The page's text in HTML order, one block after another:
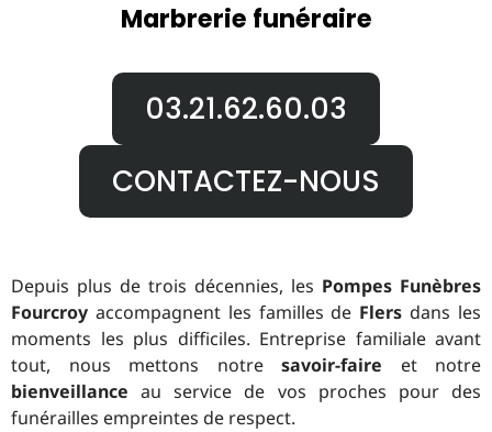
Marbrerie funéraire
03.21.62.60.03
CONTACTEZ-NOUS
Depuis plus de trois décennies, les Pompes Funèbres
Fourcroy accompagnent les familles de Flers dans les
moments les plus difficiles. Entreprise familiale avant
tout, nous mettons notre savoir-faire et notre
bienveillance au service de vos proches pour des
funérailles empreintes de respect.